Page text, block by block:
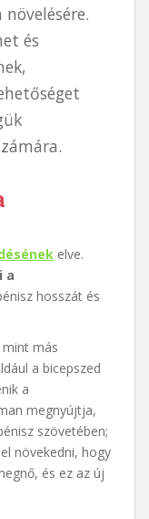
és
elve.
a
hosszát és
mint más
a bicepszed
a
megnyújtja,
szövetében;
növekedni, hogy
és ez az új